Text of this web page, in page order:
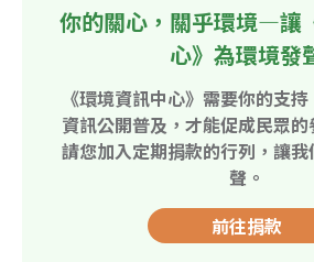
你的關心，關乎環境—讓
心》為環境發
《環境資訊中心》需要你的支
資訊公開普及，才能促成民眾
請您加入定期捐款的行列，讓
聲。
前往捐款